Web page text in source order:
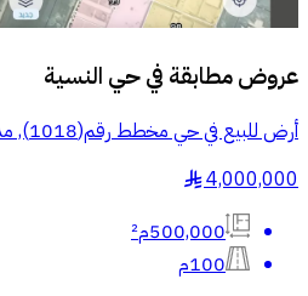
عروض مطابقة فيحي النسية
أرض للبيع في حي مخطط رقم(1018), مدينة مخطط محمد الحبيب الزراعي, منطقة حائل
4,000,000
§
500,000م²
100م